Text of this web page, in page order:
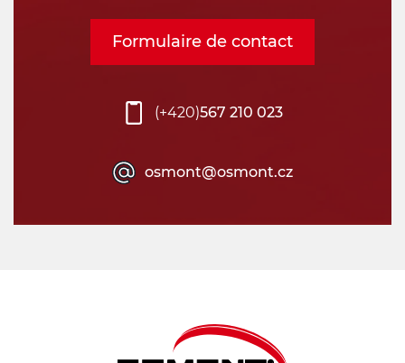
(+420)567 210 023
osmont@osmont.cz
Formulaire de contact